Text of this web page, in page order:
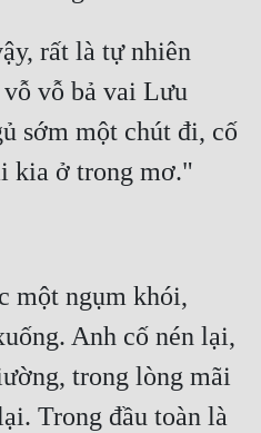
rất là tự nhiên
vỗ bả vai Lưu
sớm một chút đi, cố
một ngụm khói,
Anh cố nén lại,
trong lòng mãi
Trong đầu toàn là